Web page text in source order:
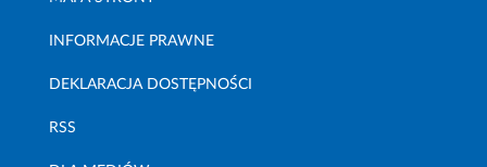
INFORMACJE PRAWNE
DEKLARACJA DOSTĘPNOŚCI
RSS